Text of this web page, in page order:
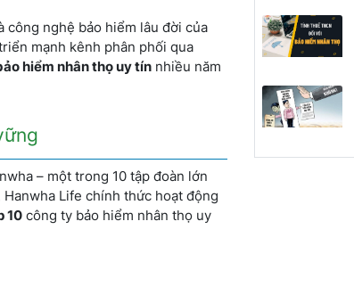
công nghệ bảo hiểm lâu đời của
mạnh kênh phân phối qua
hiểm nhân thọ uy tín nhiều năm
– một trong 10 tập đoàn lớn
Life chính thức hoạt động
10 công ty bảo hiểm nhân thọ uy